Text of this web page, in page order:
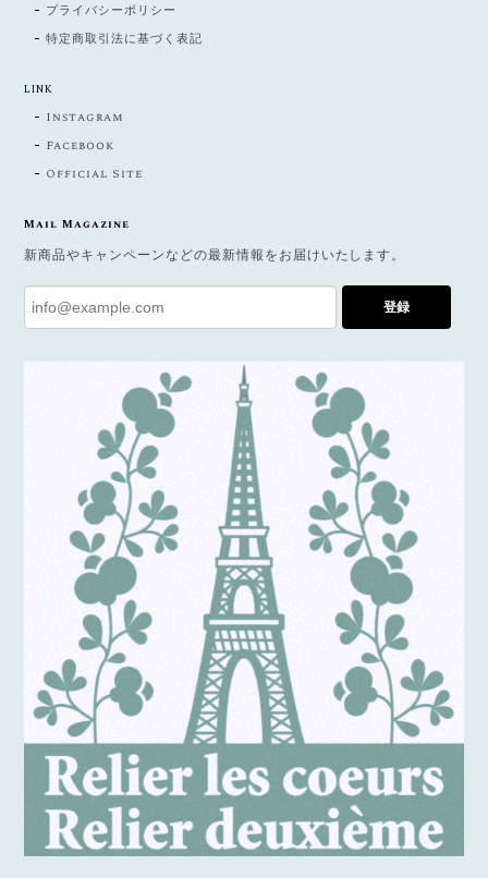
プライバシーポリシー
特定商取引法に基づく表記
LINK
Instagram
Facebook
Official Site
Mail Magazine
新商品やキャンペーンなどの最新情報をお届けいたします。
登録